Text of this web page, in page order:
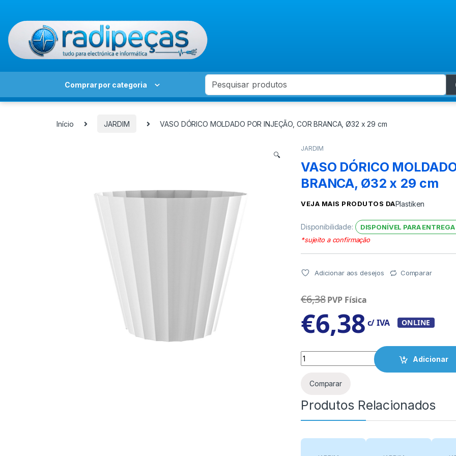
Comprar por categoria
Search for:
Início JARDIM VASO DÓRICO MOLDADO POR INJEÇÃO, COR BRANCA, Ø32 x 29 cm
🔍
JARDIM
VASO DÓRICO
BRANCA, Ø32 x 29 cm
VEJA MAIS PRODUTOS DAPlastiken
Disponibilidade:
DISPONÍVEL PARA
*sujeito a confirmação
Adicionar aos desejos Comparar
€6,38 PVP Física
€6,38 c/ IVA ONLINE
Quantity
Adicionar
Comparar
Produtos Relacionados